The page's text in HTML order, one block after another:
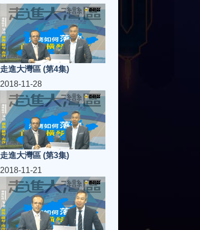
走進大灣區 (第4集)
2018-11-28
走進大灣區 (第3集)
2018-11-21